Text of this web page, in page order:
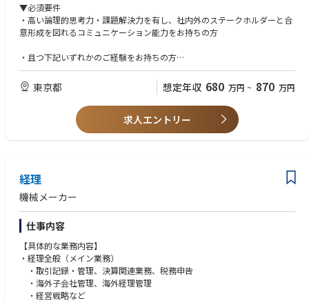
④ プロジェクト完了・引き渡し
・プロジェクト完了後の運営主体への引き渡し
【ポジションのアピールポイント】
・NECグループの働き方や拠点戦略に直接影響する実践的かつ社会的意義
の大きいプロジェクトに
関わることが出来ます。
・不動産・建設・ワークプレイス・IT・ファイナンスが交差する複合領域
（不動産/建設、
クトデリバリーの
実行力を体系的に高めることが可能です。
想定キャリアパス
【職場環境】
リモートワーク：週半分以上可能
週2日（原則火・金）はチーム全員の出社日が決まっていますが、プロジ
ェクトや業務に合わせて適時出社をしています。
▼必須要件
・高い論理的思考力・課題解決力を有し、社内外のステークホルダーと合
意形成を図れるコミュニケーション能力をお持ちの方
・且つ下記いずれかのご経験をお持ちの方
・経営企画／事業企画、または経営コンサルティングのご経験
└全社戦略・事業戦略の策定や実行支援のご経験（特に戦略策定フェー
ズ）
・GRC（ガバナンス、リスク、コンプライアンス）領域：グループガバナ
ンス、内部統制、内部監査、株主総会運営、法務などの実務経験
2)MBA保有、各種資格（簿記、公認会計士、公認内部監査人、公認情報シ
ステム監査人）保有、製造業経験、内部監査に関する各種ご経験
▼求める人物像
非定型かつ自ら論点を定めて進める業務が多い環境であることから、自ら
論点を定めプロアクティブに行動できる人材を求めます
東京都 想定年収 680 万円 ~ 870 万円
求人エントリー
経理
機械メーカー
仕事内容
【具体的な業務内容】
・経理全般（メイン業務）
・取引記録・管理、決算関連業務、税務申告
・海外子会社管理、海外経理管理
・経営戦略など